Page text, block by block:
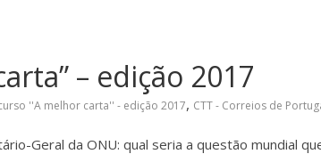
– edição 2017
''A melhor carta'' - edição 2017, CTT - Correios de
Geral da ONU: qual seria a questão mundial